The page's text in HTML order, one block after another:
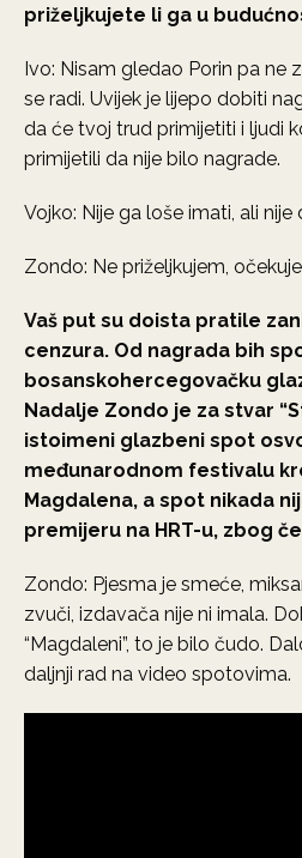
priželjkujete li ga u
Ivo: Nisam gledao Porin pa ne
se radi. Uvijek je lijepo dobiti
da će tvoj trud primijetiti i ljudi
primijetili da nije bilo nagrade.
Vojko: Nije ga loše imati, ali
Zondo: Ne priželjkujem,
Vaš put su doista pratile
cenzura. Od nagrada bih
bosanskohercegovačku
Nadalje Zondo je za stvar
istoimeni glazbeni spot
međunarodnom festivalu
Magdalena, a spot nikada
premijeru na HRT-u, zbog
Zondo: Pjesma je smeće,
zvuči, izdavača nije ni imala.
“Magdaleni”, to je bilo čudo.
daljnji rad na video spotovima.